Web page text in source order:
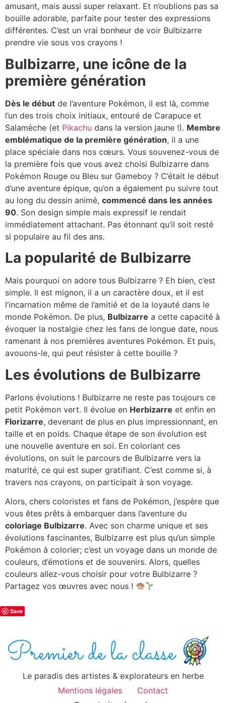
amusant, mais aussi super relaxant. Et n’oublions pas sa
bouille adorable, parfaite pour tester des expressions
différentes. C’est un vrai bonheur de voir Bulbizarre
prendre vie sous vos crayons !
Bulbizarre, une icône de la
première génération
Dès le début de l’aventure Pokémon, il est là, comme
l’un des trois choix initiaux, entouré de Carapuce et
Salamèche (et Pikachu dans la version jaune !). Membre
emblématique de la première génération, il a une
place spéciale dans nos cœurs. Vous souvenez-vous de
la première fois que vous avez choisi Bulbizarre dans
Pokémon Rouge ou Bleu sur Gameboy ? C’était le début
d’une aventure épique, qu’on a également pu suivre tout
au long du dessin animé, commencé dans les années
90. Son design simple mais expressif le rendait
immédiatement attachant. Pas étonnant qu’il soit resté
si populaire au fil des ans.
La popularité de Bulbizarre
Mais pourquoi on adore tous Bulbizarre ? Eh bien, c’est
simple. Il est mignon, il a un caractère doux, et il est
l’incarnation même de l’amitié et de la loyauté dans le
monde Pokémon. De plus, Bulbizarre a cette capacité à
évoquer la nostalgie chez les fans de longue date, nous
ramenant à nos premières aventures Pokémon. Et puis,
avouons-le, qui peut résister à cette bouille ?
Les évolutions de Bulbizarre
Parlons évolutions ! Bulbizarre ne reste pas toujours ce
petit Pokémon vert. Il évolue en Herbizarre et enfin en
Florizarre, devenant de plus en plus impressionnant, en
taille et en poids. Chaque étape de son évolution est
une nouvelle aventure en soi. En coloriant ces
évolutions, on suit le parcours de Bulbizarre vers la
maturité, ce qui est super gratifiant. C’est comme si, à
travers nos crayons, on participait à son voyage.
Alors, chers coloristes et fans de Pokémon, j’espère que
vous êtes prêts à embarquer dans l’aventure du
coloriage Bulbizarre. Avec son charme unique et ses
évolutions fascinantes, Bulbizarre est plus qu’un simple
Pokémon à colorier; c’est un voyage dans un monde de
couleurs, d’émotions et de souvenirs. Alors, quelles
couleurs allez-vous choisir pour votre Bulbizarre ?
Partagez vos œuvres avec nous !
Save
Le paradis des artistes & explorateurs en herbe
Mentions légales
Contact